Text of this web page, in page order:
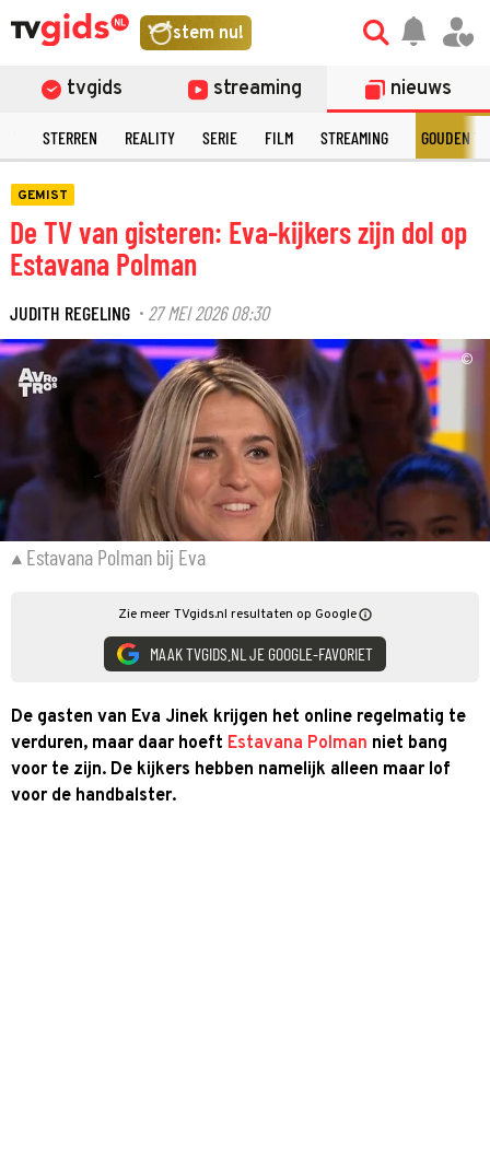
stem nu!
tvgids streaming nieuws
STERREN REALITY SERIE FILM STREAMING GOUDEN
GEMIST
De TV van gisteren: Eva-kijkers zijn dol op
Estavana Polman
JUDITH REGELING · 27 MEI 2026 08:30
©
Estavana Polman bij Eva
Zie meer TVgids.nl resultaten op Google
MAAK TVGIDS.NL JE GOOGLE-FAVORIET
De gasten van Eva Jinek krijgen het online regelmatig te
verduren, maar daar hoeft Estavana Polman niet bang
voor te zijn. De kijkers hebben namelijk alleen maar lof
voor de handbalster.